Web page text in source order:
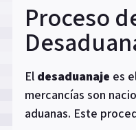
Proceso
El desaduanaje es
mercancías son
aduanas. Este